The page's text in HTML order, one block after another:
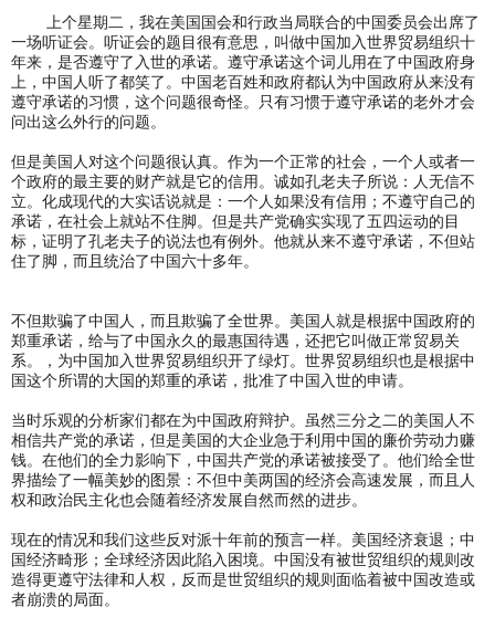
上个星期二，我在美国国会和行政当局联合的中国委员会出席了
一场听证会。听证会的题目很有意思，叫做中国加入世界贸易组织十
年来，是否遵守了入世的承诺。遵守承诺这个词儿用在了中国政府身
上，中国人听了都笑了。中国老百姓和政府都认为中国政府从来没有
遵守承诺的习惯，这个问题很奇怪。只有习惯于遵守承诺的老外才会
问出这么外行的问题。
但是美国人对这个问题很认真。作为一个正常的社会，一个人或者一
个政府的最主要的财产就是它的信用。诚如孔老夫子所说：人无信不
立。化成现代的大实话说就是：一个人如果没有信用；不遵守自己的
承诺，在社会上就站不住脚。但是共产党确实实现了五四运动的目
标，证明了孔老夫子的说法也有例外。他就从来不遵守承诺，不但站
住了脚，而且统治了中国六十多年。
不但欺骗了中国人，而且欺骗了全世界。美国人就是根据中国政府的
郑重承诺，给与了中国永久的最惠国待遇，还把它叫做正常贸易关
系。，为中国加入世界贸易组织开了绿灯。世界贸易组织也是根据中
国这个所谓的大国的郑重的承诺，批准了中国入世的申请。
当时乐观的分析家们都在为中国政府辩护。虽然三分之二的美国人不
相信共产党的承诺，但是美国的大企业急于利用中国的廉价劳动力赚
钱。在他们的全力影响下，中国共产党的承诺被接受了。他们给全世
界描绘了一幅美妙的图景：不但中美两国的经济会高速发展，而且人
权和政治民主化也会随着经济发展自然而然的进步。
现在的情况和我们这些反对派十年前的预言一样。美国经济衰退；中
国经济畸形；全球经济因此陷入困境。中国没有被世贸组织的规则改
造得更遵守法律和人权，反而是世贸组织的规则面临着被中国改造或
者崩溃的局面。